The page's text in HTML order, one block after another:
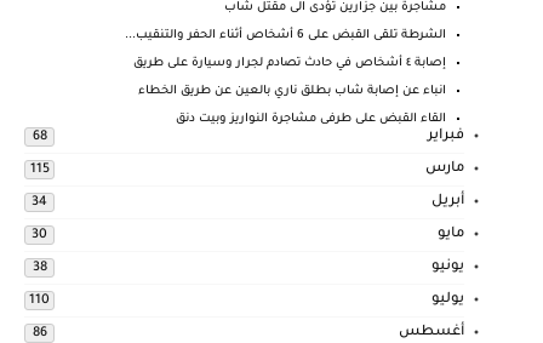
مشاجرة بين جزارين تؤدى الى مقتل شاب
الشرطة تلقى القبض على 6 أشخاص أثناء الحفر والتنقيب...
إصابة ٤ أشخاص في حادث تصادم لجرار وسيارة على طريق
انباء عن إصابة شاب بطلق ناري بالعين عن طريق الخطاء
القاء القبض على طرفى مشاجرة النواريز وبيت دنق
فبراير 68
مارس 115
أبريل 34
مايو 30
يونيو 38
يوليو 110
أغسطس 86